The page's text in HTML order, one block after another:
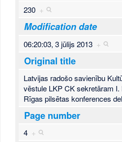
230 +
Modification date
06:20:03, 3 jūlijs 2013 +
Original title
Latvijas radošo savienību
vēstule LKP CK sekretāram
Rīgas pilsētas konferences
Page number
4 +